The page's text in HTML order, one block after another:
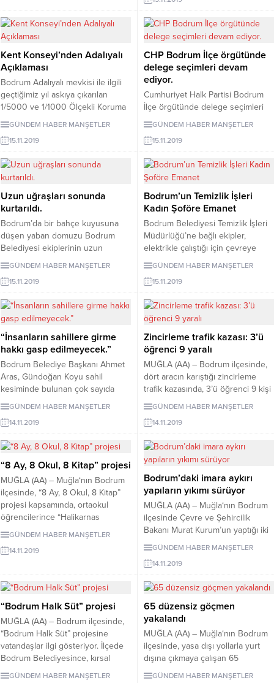
ve Bütçe Komisyonu’nun talebi oy
birliği ile kabul edildi. Bodrum
Belediyesi’nin Herodot Kültür...
bazı gerçekleri dile getirmiş.
Yorumsuz yayınlıyoruz; AK Parti,
CHP ve MHP’nin önümüzdeki
süreçte yaşayacağı seçimli
kongreleri yerel siyasetin en
önemli gündem maddelerinden..
Bir taraftan İlçe, İl ve Genel
kullanarak...
Kent Konseyi’nden Adalıyalı
Açıklaması
Bodrum Adalıyalı mevkisi ile ilgili
geçtiğimiz yıl askıya çıkarılan
1/5000 ve 1/1000 Ölçekli Koruma
Amaçlı Nazım ve Uygulama İmar
Planı değişikliğinin iptaline karar
verildi. Bodrum Kent Konseyi ve
Bodrum Denizciler Derneği
tarafından yapılan basın
açıklamasında, Adalıyalı ile ilgili
18.11.2018 tarihinde askıya
çıkarılan, 1/5000 ve 1/1000 Ölçekli
GÜNDEM HABER MANŞETLER
15.11.2019
CHP Bodrum İlçe örgütünde
delege seçimleri devam
ediyor.
Cumhuriyet Halk Partisi Bodrum
İlçe örgütünde delege seçimleri
devam ediyor. Bugün Çırkan,
Konacık, Dirmil, Yalıkavak, Geriş,
Dağbelen, Tepecik ve Cevat Şakir
Mahallelerinde yapılan seçimlerin
3’ünü Tuna Işın’ın, 6’sını ise Halil
Karahan’ın listeleri kazandığı
öğrenildi. CHP Bodrum İlçe
Başkanı Adayı Tuna Işın, Bodrum
seçimleri sırasında basın
mensuplarına yaptığı...
GÜNDEM HABER MANŞETLER
15.11.2019
Uzun uğraşları sonunda
kurtarıldı.
Bodrum’da bir bahçe kuyusuna
düşen yaban domuzu Bodrum
Belediyesi ekiplerinin uzun
uğraşları sonunda kurtarıldı.
Önceki gün akşam saatlerinde,
Yalıkavak Mahallesindeki bir
vatandaşa ait mandalina
bahçesine giren yetişkin yaban
domuzu su kuyusuna düştü.
Gelen sesler üzerine dışarıya
çıkan ev sahibi Mehmet Demir, 10
kuyusuna büyük bir domuzun...
GÜNDEM HABER MANŞETLER
15.11.2019
Bodrum’un Temizlik İşleri
Kadın Şoföre Emanet
Bodrum Belediyesi Temizlik İşleri
Müdürlüğü’ne bağlı ekipler,
elektrikle çalıştığı için çevreye
zarar vermeyen, hem kuru hem
de ıslak temizlik yapabilen çevre
dostu elektrikli süpürgeyle şehrin
cadde ve sokaklarını temizlemeye
başladı. Araç filosuna yeni katılan
çevre dostu elektrikli süpürgenin
yeni sürücüsü olarak evli ve bir
çocuk annesi Mediha Ergül
görevlendirildi. 8...
GÜNDEM HABER MANŞETLER
15.11.2019
“İnsanların sahillere girme
hakkı gasp edilmeyecek.”
Bodrum Belediye Başkanı Ahmet
Aras, Gündoğan Koyu sahil
kesiminde bulunan çok sayıda
iskele ile ilgili düzenlemelerin
sezon başlamadan yapılacağını
belirtti. Gündoğan’da esnafla bir
araya gelen Başkan Aras,
Bodrum’daki bütün plajları Milli
Emlak’tan devralmak istediklerini
söyledi. “Müsaitseniz Size
Geliyoruz” Projesi kapsamında
Gündoğan Pazaryerinde esnaf ve
vatandaşlarla buluşan Bodrum
Belediye Başkanı Ahmet...
GÜNDEM HABER MANŞETLER
14.11.2019
Zincirleme trafik kazası: 3’ü
öğrenci 9 yaralı
MUĞLA (AA) – Bodrum ilçesinde,
dört aracın karıştığı zincirleme
trafik kazasında, 3’ü öğrenci 9 kişi
yaralandı. Yokuşbaşı Mahallesi,
Emin Anter Bulvarı’nda, kamyon,
iki otomobil ve bir öğrenci
servisinin karıştığı zincirleme trafik
kazası meydana geldi. Kazada,
öğrenci servisindeki 3 öğrenci ile
diğer araçlarda bulunan 6 kişi hafif
yaralandı. Yaralılar, olay yerine
gelen ambulanslarla ilçedeki...
GÜNDEM HABER MANŞETLER
14.11.2019
“8 Ay, 8 Okul, 8 Kitap” projesi
MUĞLA (AA) – Muğla‘nın Bodrum
ilçesinde, “8 Ay, 8 Okul, 8 Kitap”
projesi kapsamında, ortaokul
öğrencilerince “Halikarnas
Balıkçısı” Cevat Şakir
Kabaağaçlı’nın “Mavi Sürgün”
kitabı okundu. Bodrum Deniz
kapsamında
gerçekleştirdiği projeye,
Gümüşlük Kemal Durmaz
Ortaokulu öğrencileri katıldı. Her
ay bir Halikarnas Balıkçısı kitabının
farklı bir konuşmacı ve konuk
konuşmacıyla...
GÜNDEM HABER MANŞETLER
14.11.2019
Bodrum’daki imara aykırı
yapıların yıkımı sürüyor
MUĞLA (AA) – Muğla‘nın Bodrum
ilçesinde Çevre ve Şehircilik
Bakanı Murat Kurum’un yaptığı iki
incelemenin ardından hızlandırılan
kaçak yapılardaki yıkımların büyük
ölçüde tamamlandığı tespit edildi.
İmara ve ruhsata aykırılıklar
bulunduğu gerekçesiyle
durdurulan projelerdeki yıkımlar,
Bakanlık ve Bodrum Belediyesi
Fen İşleri Müdürlüğü ile Yapı
Kontrol Birimi ekiplerinin
gözetiminde, havuz, otel binaları,
iskeleler, ticari...
GÜNDEM HABER MANŞETLER
14.11.2019
“Bodrum Halk Süt” projesi
MUĞLA (AA) – Bodrum ilçesinde,
“Bodrum Halk Süt” projesine
vatandaşlar ilgi gösteriyor. İlçede
Bodrum Belediyesince, kırsal
kalkınmaya destek olmak ve halkın
GÜNDEM HABER MANŞETLER
65 düzensiz göçmen
yakalandı
MUĞLA (AA) – Muğla‘nın Bodrum
ilçesinde, yasa dışı yollarla yurt
dışına çıkmaya çalışan 65
düzensiz göçmen yakalandı. Sahil
GÜNDEM HABER MANŞETLER